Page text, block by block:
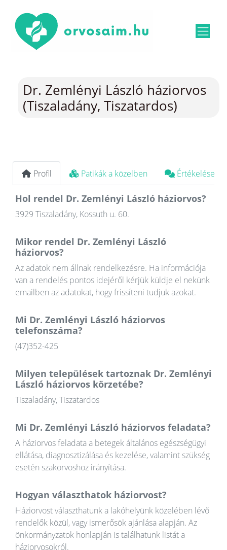
Dr. Zemlényi László háziorvos
(Tiszaladány, Tiszatardos)
Profil Patikák a közelben Értékelések
Hol rendel Dr. Zemlényi László háziorvos?
3929 Tiszaladány, Kossuth u. 60.
Mikor rendel Dr. Zemlényi László
háziorvos?
Az adatok nem állnak rendelkezésre. Ha információja
van a rendelés pontos idejéről kérjük küldje el nekünk
emailben az adatokat, hogy frissíteni tudjuk azokat.
Mi Dr. Zemlényi László háziorvos
telefonszáma?
(47)352-425
Milyen települések tartoznak Dr. Zemlényi
László háziorvos körzetébe?
Tiszaladány, Tiszatardos
Mi Dr. Zemlényi László háziorvos feladata?
A háziorvos feladata a betegek általános egészségügyi
ellátása, diagnosztizálása és kezelése, valamint szükség
esetén szakorvoshoz irányítása.
Hogyan választhatok háziorvost?
Háziorvost választhatunk a lakóhelyünk közelében lévő
rendelők közül, vagy ismerősök ajánlása alapján. Az
önkormányzatok honlapján is találhatunk listát a
háziorvosokról.